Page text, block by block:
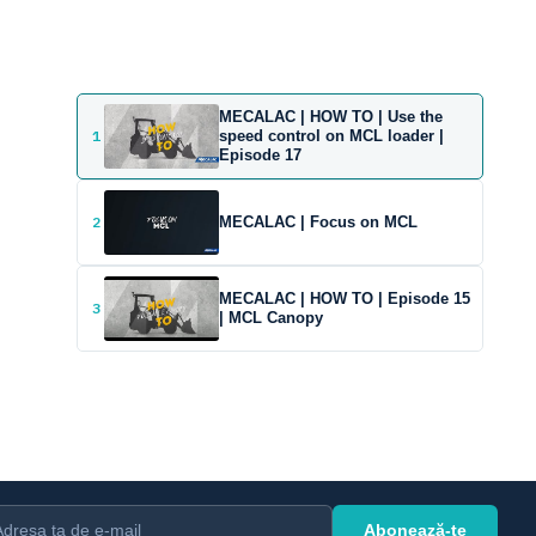
1
MECALAC | HOW TO | Use the
speed control on MCL loader |
Episode 17
2 MECALAC | Focus on MCL
3
MECALAC | HOW TO | Episode 15
| MCL Canopy